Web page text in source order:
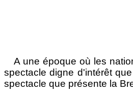
A une époque où les
spectacle digne d'intérêt
spectacle que présente la